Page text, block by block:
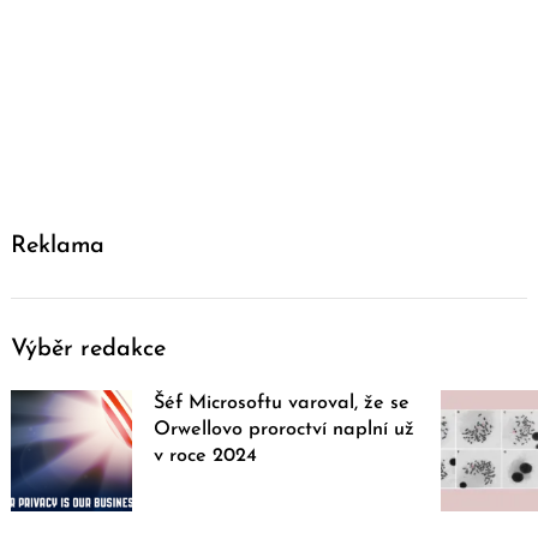
Reklama
Výběr redakce
Šéf Microsoftu varoval, že se
Orwellovo proroctví naplní už
v roce 2024